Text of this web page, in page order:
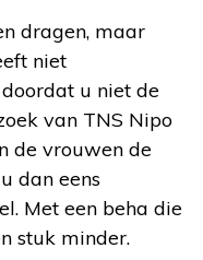
dragen, maar
niet
u niet de
van TNS Nipo
de vrouwen de
dan eens
Met een beha die
stuk minder.